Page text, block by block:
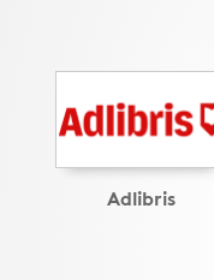
Adlibris